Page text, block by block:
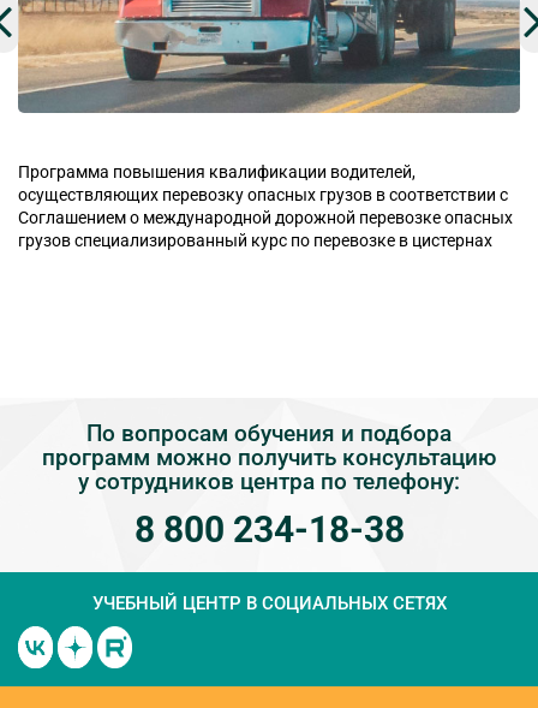
Программа повышения квалификации водителей,
осуществляющих перевозку опасных грузов в соответствии с
Соглашением о международной дорожной перевозке опасных
грузов специализированный курс по перевозке в цистернах
По вопросам обучения и подбора
программ можно получить консультацию
у сотрудников центра по телефону:
8 800 234-18-38
УЧЕБНЫЙ ЦЕНТР В СОЦИАЛЬНЫХ СЕТЯХ